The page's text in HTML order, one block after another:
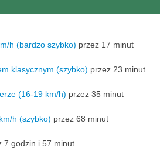
h (bardzo szybko) przez 17 minut
klasycznym (szybko) przez 23 minut
(16-19 km/h) przez 35 minut
h (szybko) przez 68 minut
7 godzin i 57 minut